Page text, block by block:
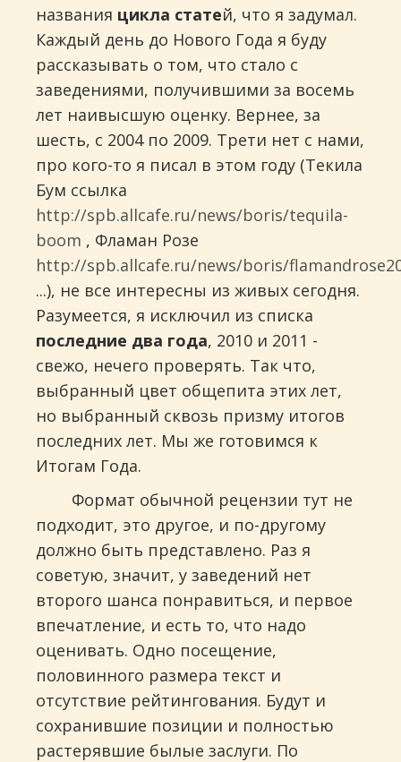
названия цикла статей, что я задумал.
Каждый день до Нового Года я буду
рассказывать о том, что стало с
заведениями, получившими за восемь
лет наивысшую оценку. Вернее, за
шесть, с 2004 по 2009. Трети нет с нами,
про кого-то я писал в этом году (Текила
Бум ссылка
http://spb.allcafe.ru/news/boris/tequila-
boom , Фламан Розе
http://spb.allcafe.ru/news/boris/
...), не все интересны из живых сегодня.
Разумеется, я исключил из списка
последние два года, 2010 и 2011 -
свежо, нечего проверять. Так что,
выбранный цвет общепита этих лет,
но выбранный сквозь призму итогов
последних лет. Мы же готовимся к
Итогам Года.
Формат обычной рецензии тут не
подходит, это другое, и по-другому
должно быть представлено. Раз я
советую, значит, у заведений нет
второго шанса понравиться, и первое
впечатление, и есть то, что надо
оценивать. Одно посещение,
половинного размера текст и
отсутствие рейтингования. Будут и
сохранившие позиции и полностью
растерявшие былые заслуги. По